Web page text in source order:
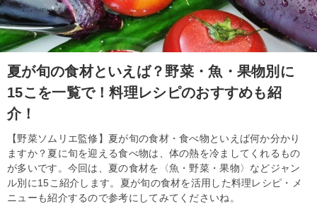
夏が旬の食材といえば？野菜・魚・果物別に
15こを一覧で！料理レシピのおすすめも紹
介！
【野菜ソムリエ監修】夏が旬の食材・食べ物といえば何か分かり
ますか？夏に旬を迎える食べ物は、体の熱を冷ましてくれるもの
が多いです。今回は、夏の食材を〈魚・野菜・果物〉などジャン
ル別に15こ紹介します。夏が旬の食材を活用した料理レシピ・メ
ニューも紹介するので参考にしてみてくださいね。